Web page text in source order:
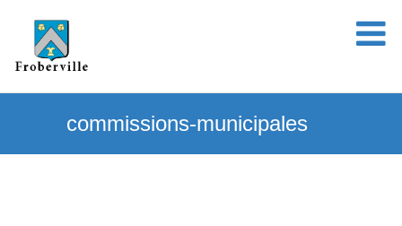
commissions-municipales